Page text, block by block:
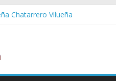
Chatarrero Vilueña
Chatarrero Zaida
Chatarrero Vistabella